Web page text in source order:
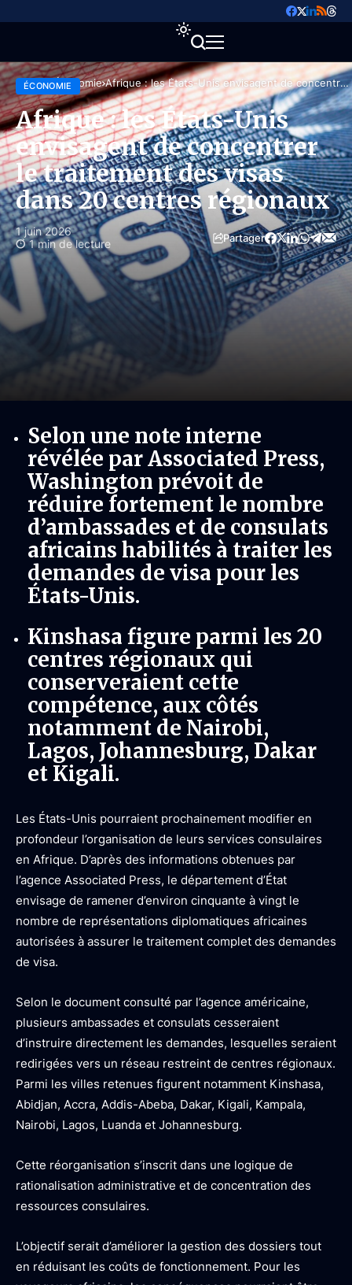
Accueil Économie Afrique : les États-Unis envisagent de concentrer
le traitement des visas dans 20 centres régionaux
ÉCONOMIE
Afrique : les États-Unis
envisagent de concentrer
le traitement des visas
dans 20 centres régionaux
1 juin 2026
1 min de lecture
Partager
Selon une note interne
révélée par Associated Press,
Washington prévoit de
réduire fortement le nombre
d’ambassades et de consulats
africains habilités à traiter les
demandes de visa pour les
États-Unis.
Kinshasa figure parmi les 20
centres régionaux qui
conserveraient cette
compétence, aux côtés
notamment de Nairobi,
Lagos, Johannesburg, Dakar
et Kigali.
Les États-Unis pourraient prochainement modifier en
profondeur l’organisation de leurs services consulaires
en Afrique. D’après des informations obtenues par
l’agence Associated Press, le département d’État
envisage de ramener d’environ cinquante à vingt le
nombre de représentations diplomatiques africaines
autorisées à assurer le traitement complet des demandes
de visa.
Selon le document consulté par l’agence américaine,
plusieurs ambassades et consulats cesseraient
d’instruire directement les demandes, lesquelles seraient
redirigées vers un réseau restreint de centres régionaux.
Parmi les villes retenues figurent notamment Kinshasa,
Abidjan, Accra, Addis-Abeba, Dakar, Kigali, Kampala,
Nairobi, Lagos, Luanda et Johannesburg.
Cette réorganisation s’inscrit dans une logique de
rationalisation administrative et de concentration des
ressources consulaires.
L’objectif serait d’améliorer la gestion des dossiers tout
en réduisant les coûts de fonctionnement. Pour les